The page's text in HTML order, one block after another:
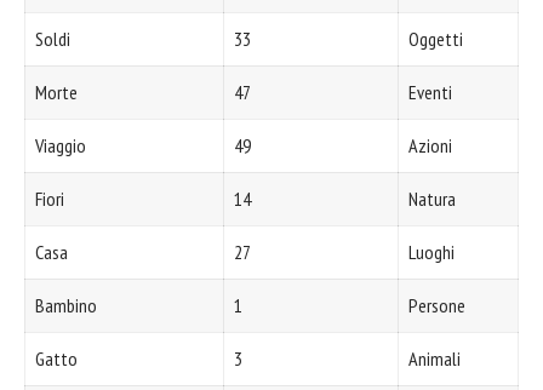
Soldi 33 Oggetti
Morte 47 Eventi
Viaggio 49 Azioni
Fiori 14 Natura
Casa 27 Luoghi
Bambino 1 Persone
Gatto 3 Animali